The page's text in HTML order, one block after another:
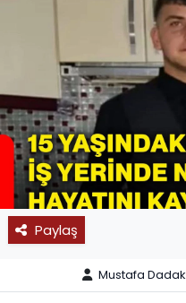
Paylaş
Mustafa Dadak
SAĞLIK
SPOR
11:11 MANŞET
Haber Arşivi